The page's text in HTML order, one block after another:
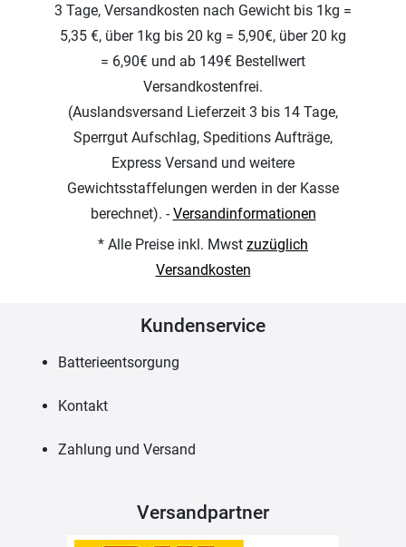
3 Tage, Versandkosten nach Gewicht bis 1kg =
5,35 €, über 1kg bis 20 kg = 5,90€, über 20 kg
= 6,90€ und ab 149€ Bestellwert
Versandkostenfrei.
(Auslandsversand Lieferzeit 3 bis 14 Tage,
Sperrgut Aufschlag, Speditions Aufträge,
Express Versand und weitere
Gewichtsstaffelungen werden in der Kasse
berechnet). -Versandinformationen
* Alle Preise inkl. Mwst zuzüglich
Versandkosten
Kundenservice
Batterieentsorgung
Kontakt
Zahlung und Versand
Versandpartner